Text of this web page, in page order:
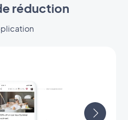
réduction